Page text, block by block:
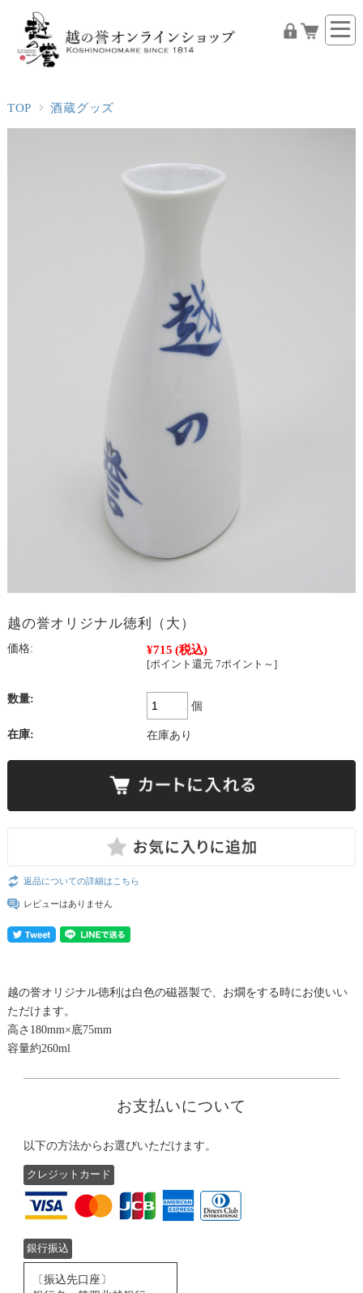
TOP 酒蔵グッズ
越の誉オリジナル徳利（大）
価格: ¥715 (税込)
[ポイント還元 7ポイント～]
数量:
個
在庫: 在庫あり
返品についての詳細はこちら
レビューはありません
越の誉オリジナル徳利は白色の磁器製で、お燗をする時にお使いい
ただけます。
高さ180mm×底75mm
容量約260ml
お支払いについて
以下の方法からお選びいただけます。
クレジットカード
銀行振込
〔振込先口座〕